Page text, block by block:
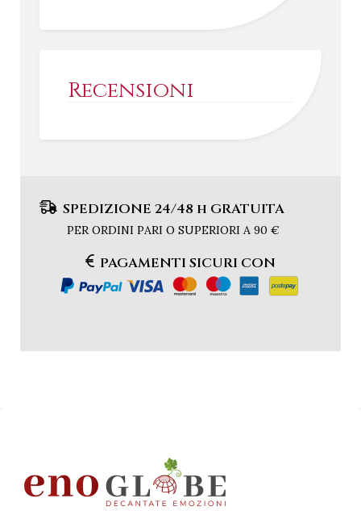
Recensioni
SPEDIZIONE 24/48 h GRATUITA
PER ORDINI PARI O SUPERIORI A 90 €
PAGAMENTI SICURI CON